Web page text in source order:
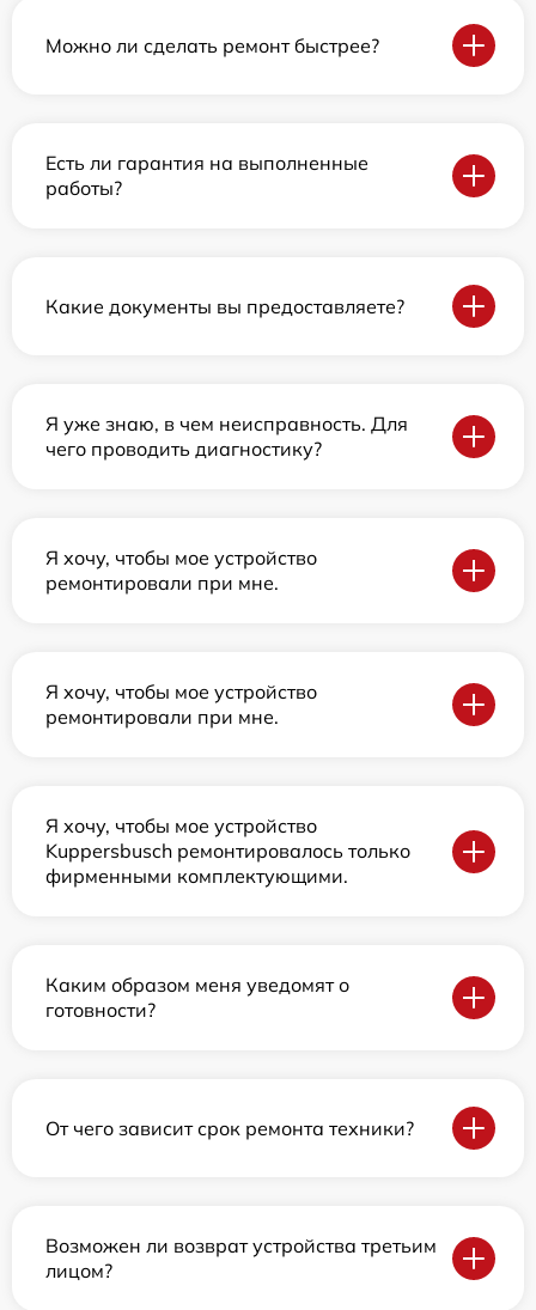
Можно ли сделать ремонт быстрее?
Есть ли гарантия на выполненные
работы?
Какие документы вы предоставляете?
Я уже знаю, в чем неисправность. Для
чего проводить диагностику?
Я хочу, чтобы мое устройство
ремонтировали при мне.
Я хочу, чтобы мое устройство
ремонтировали при мне.
Я хочу, чтобы мое устройство
Kuppersbusch ремонтировалось только
фирменными комплектующими.
Каким образом меня уведомят о
готовности?
От чего зависит срок ремонта техники?
Возможен ли возврат устройства третьим
лицом?